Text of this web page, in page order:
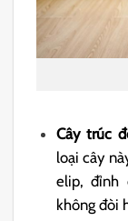
Cây trúc
loại cây
elip, đỉnh
không đòi